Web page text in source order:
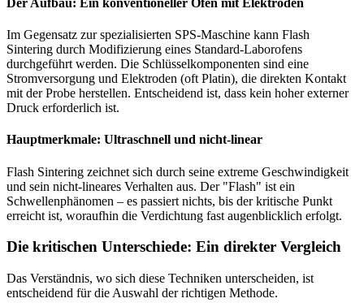
Im Gegensatz zur spezialisierten SPS-Maschine kann Flash
Sintering durch Modifizierung eines Standard-Laborofens
durchgeführt werden. Die Schlüsselkomponenten sind eine
Stromversorgung und Elektroden (oft Platin), die direkten Kontakt
mit der Probe herstellen. Entscheidend ist, dass kein hoher externer
Druck erforderlich ist.
Hauptmerkmale: Ultraschnell und nicht-linear
Flash Sintering zeichnet sich durch seine extreme Geschwindigkeit
und sein nicht-lineares Verhalten aus. Der "Flash" ist ein
Schwellenphänomen – es passiert nichts, bis der kritische Punkt
erreicht ist, woraufhin die Verdichtung fast augenblicklich erfolgt.
Die kritischen Unterschiede: Ein direkter Vergleich
Das Verständnis, wo sich diese Techniken unterscheiden, ist
entscheidend für die Auswahl der richtigen Methode.